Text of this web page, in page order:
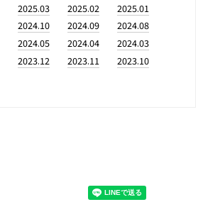
2025.03 2025.02
2025.01
2024.10 2024.09
2024.08
2024.05 2024.04
2024.03
2023.12 2023.11
2023.10